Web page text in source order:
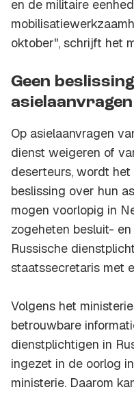
en de militaire
oktober", schrijft het
Geen
asielaanvragen
Op asielaanvragen
dienst weigeren of
deserteurs, wordt
beslissing over hun
mogen voorlopig in
zogeheten besluit-
Russische
staatssecretaris met
Volgens het
betrouwbare
dienstplichtigen in
ingezet in de oorlog
ministerie. Daarom